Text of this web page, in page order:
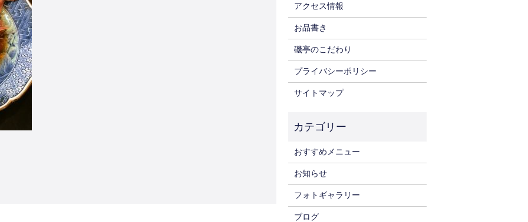
アクセス情報
お品書き
磯亭のこだわり
プライバシーポリシー
サイトマップ
おすすめメニュー
お知らせ
フォトギャラリー
ブログ